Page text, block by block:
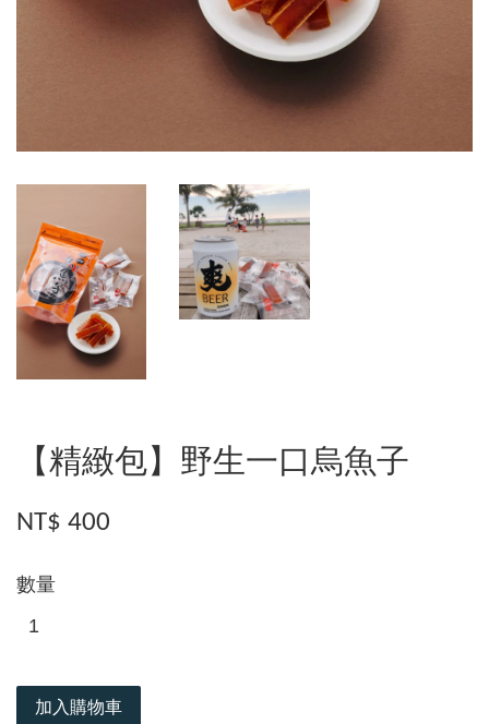
【精緻包】野生一口烏魚子
NT$ 400
數量
加入購物車